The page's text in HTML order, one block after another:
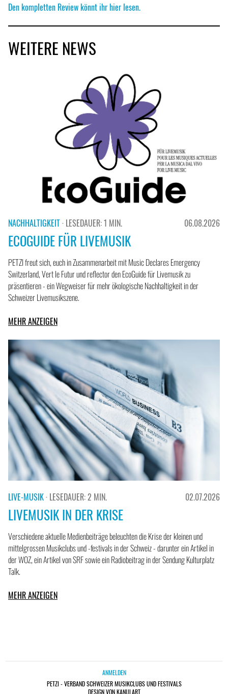
Den kompletten Review könnt ihr hier lesen.
WEITERE NEWS
NACHHALTIGKEIT· LESEDAUER: 1 MIN. 06.08.2026
ECOGUIDE FÜR LIVEMUSIK
PETZI freut sich, euch in Zusammenarbeit mit Music Declares Emergency
Switzerland, Vert le Futur und reflector den EcoGuide für Livemusik zu
präsentieren - ein Wegweiser für mehr ökologische Nachhaltigkeit in der
Schweizer Livemusikszene.
MEHR ANZEIGEN
LIVE-MUSIK· LESEDAUER: 2 MIN. 02.07.2026
LIVEMUSIK IN DER KRISE
Verschiedene aktuelle Medienbeiträge beleuchten die Krise der kleinen und
mittelgrossen Musikclubs und -festivals in der Schweiz - darunter ein Artikel in
der WOZ, ein Artikel von SRF sowie ein Radiobeitrag in der Sendung Kulturplatz
Talk.
MEHR ANZEIGEN
ANMELDEN
PETZI - VERBAND SCHWEIZER MUSIKCLUBS UND FESTIVALS
DESIGN VON KANULART